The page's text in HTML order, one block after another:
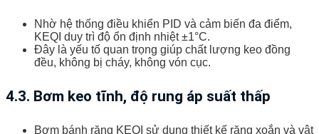
Nhờ hệ thống điều khiển PID và cảm biến đa điểm,
KEQI duy trì độ ổn định nhiệt ±1°C.
Đây là yếu tố quan trọng giúp chất lượng keo đồng
đều, không bị cháy, không vón cục.
4.3. Bơm keo tĩnh, độ rung áp suất thấp
Bơm bánh răng KEQI sử dụng thiết kế răng xoắn và vật